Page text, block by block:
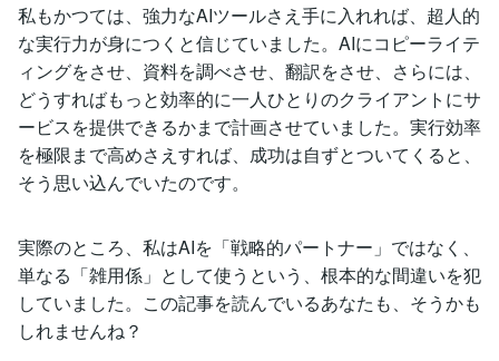
私もかつては、強力なAIツールさえ手に入れれば、超人的
な実行力が身につくと信じていました。AIにコピーライテ
ィングをさせ、資料を調べさせ、翻訳をさせ、さらには、
どうすればもっと効率的に一人ひとりのクライアントにサ
ービスを提供できるかまで計画させていました。実行効率
を極限まで高めさえすれば、成功は自ずとついてくると、
そう思い込んでいたのです。
実際のところ、私はAIを「戦略的パートナー」ではなく、
単なる「雑用係」として使うという、根本的な間違いを犯
していました。この記事を読んでいるあなたも、そうかも
しれませんね？